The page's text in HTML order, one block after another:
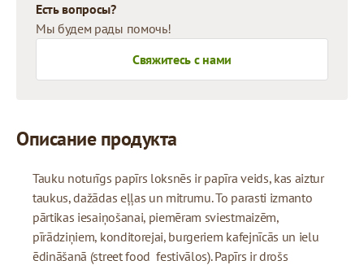
Есть вопросы?
Мы будем рады помочь!
Свяжитесь с нами
Описание продукта
Tauku noturīgs papīrs loksnēs ir papīra veids, kas aiztur
taukus, dažādas eļļas un mitrumu. To parasti izmanto
pārtikas iesaiņošanai, piemēram sviestmaizēm,
pīrādziņiem, konditorejai, burgeriem kafejnīcās un ielu
ēdināšanā (street food festivālos). Papīrs ir drošs